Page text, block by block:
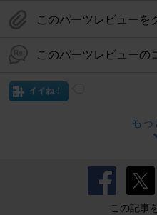
このパーツレビューを
このパーツレビューの
イイね！
も
この記事